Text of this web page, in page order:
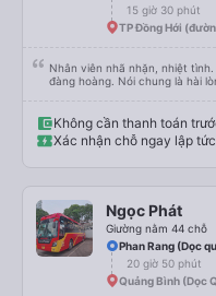
15 giờ 30 phút
TP Đồng Hới
Nhân viên nhã nhặn, nhiệt
đàng hoàng. Nói chung là hài
Không cần thanh toán
Xác nhận chỗ ngay lập tức
Ngọc Phát
Giường nằm 44 chỗ
Phan Rang (Dọc
20 giờ 50 phút
Quảng Bình (Dọc